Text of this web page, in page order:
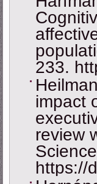
233.
impact
review
https://